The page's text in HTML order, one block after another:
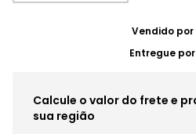
Vendido por
Entregue por